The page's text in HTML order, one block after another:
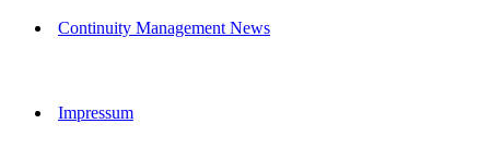
Continuity Management News
Impressum